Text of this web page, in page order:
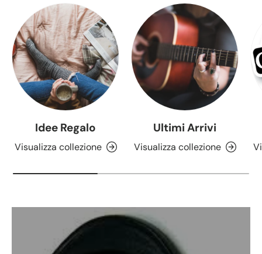
Idee Regalo
Visualizza collezione
Ultimi Arrivi
Visualizza collezione